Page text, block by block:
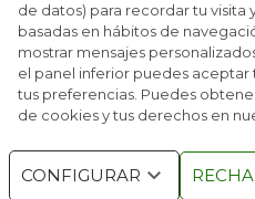
de datos) para recordar tu visita
basadas en hábitos de
mostrar mensajes
el panel inferior puedes
tus preferencias. Puedes
de cookies y tus derechos en
CONFIGURAR
EL RACE IMPULSA UNA
RECUPERAR PUNTOS